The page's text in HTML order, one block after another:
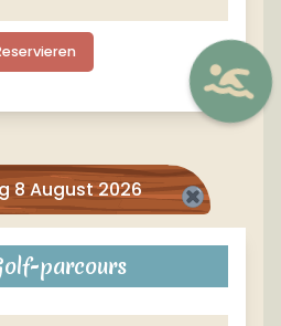
8 August 2026
parcours